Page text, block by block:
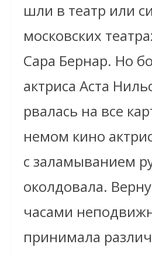
шли в театр или
московских
Сара Бернар. Но
актриса Аста
рвалась на все
немом кино
с заламыванием
околдовала.
часами
принимала